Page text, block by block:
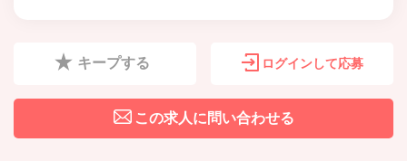
キープする ログインして応募
この求人に問い合わせる